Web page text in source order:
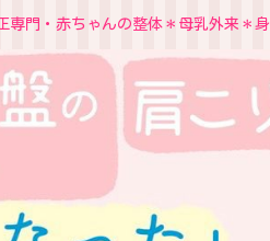
専門・赤ちゃんの整体＊母乳外来＊